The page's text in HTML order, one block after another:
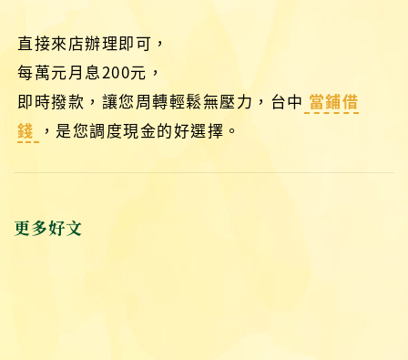
直接來店辦理即可，
每萬元月息200元，
即時撥款，讓您周轉輕鬆無壓力，台中 當鋪借
錢 ，是您調度現金的好選擇。
更多好文